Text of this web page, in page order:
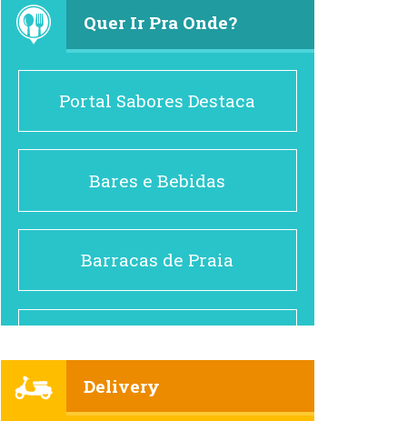
Quer Ir Pra Onde?
Portal Sabores Destaca
Bares e Bebidas
Barracas de Praia
Delivery